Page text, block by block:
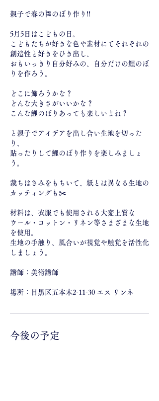
親子で春の🎏のぼり作り!!
5月5日はこどもの日。
こどもたちが好きな色や素材にてそれぞれの
創造性と好きをひき出し、
おもいっきり自分好みの、自分だけの鯉のぼ
りを作ろう。
どこに飾ろうかな？
どんな大きさがいいかな？
こんな鯉のぼりあっても楽しいよね？
と親子でアイデアを出し合い生地を切った
り、
貼ったりして鯉のぼり作りを楽しみましょ
う。
裁ちはさみをもちいて、紙とは異なる生地の
カッティングも✂️
材料は、衣服でも使用される大変上質な
ウール・コットン・リネン等さまざまな生地
を使用。
生地の手触り、風合いが視覚や触覚を活性化
しましょう。
講師：美術講師
場所：目黒区五本木2-11-30 エス リンネ
今後の予定